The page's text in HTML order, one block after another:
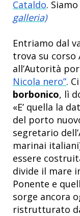
Cataldo.
galleria)
Entriamo dal
trova su
all’Autorità
Nicola nero”.
borbonico, lì
«E’ quella la
del porto
segretario
marinai
essere
divide il mare
Ponente e
sorge ancora
ristrutturato